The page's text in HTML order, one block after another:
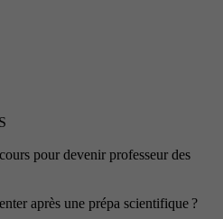
pour devenir professeur des
après une prépa scientifique ?